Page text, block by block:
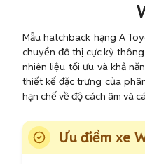
Mẫu hatchback hạng A
chuyển đô thị cực kỳ
nhiên liệu tối ưu và khả
thiết kế đặc trưng của
hạn chế về độ cách âm và
Ưu điểm xe